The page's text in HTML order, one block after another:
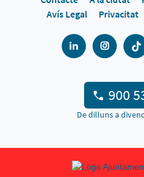
Avís Legal
Privacitat
900
De dilluns a